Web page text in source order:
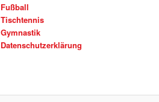
Fußball
Tischtennis
Gymnastik
Datenschutzerklärung